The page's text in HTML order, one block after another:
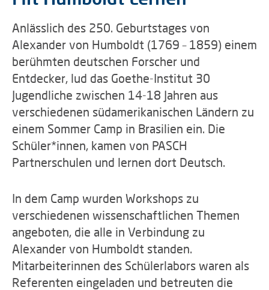
Anlässlich des 250. Geburtstages von
Alexander von Humboldt (1769 – 1859) einem
berühmten deutschen Forscher und
Entdecker, lud das Goethe-Institut 30
Jugendliche zwischen 14-18 Jahren aus
verschiedenen südamerikanischen Ländern zu
einem Sommer Camp in Brasilien ein. Die
Schüler*innen, kamen von PASCH
Partnerschulen und lernen dort Deutsch.
In dem Camp wurden Workshops zu
verschiedenen wissenschaftlichen Themen
angeboten, die alle in Verbindung zu
Alexander von Humboldt standen.
Mitarbeiterinnen des Schülerlabors waren als
Referenten eingeladen und betreuten die